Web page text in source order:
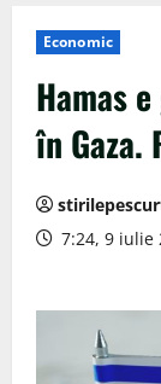
Economic
Hamas
în Gaza.
7:24, 9 iulie